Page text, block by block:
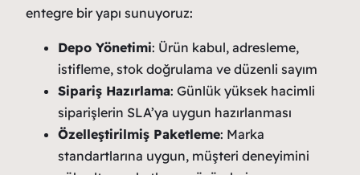
entegre bir yapı sunuyoruz:
Depo Yönetimi: Ürün kabul, adresleme,
istifleme, stok doğrulama ve düzenli sayım
Sipariş Hazırlama: Günlük yüksek hacimli
siparişlerin SLA’ya uygun hazırlanması
Özelleştirilmiş Paketleme: Marka
standartlarına uygun, müşteri deneyimini